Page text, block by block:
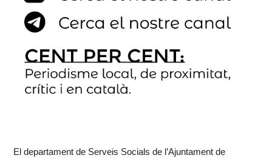
El departament de Serveis Socials de l’Ajuntament de